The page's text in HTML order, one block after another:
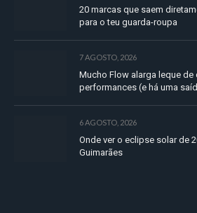
20 marcas que saem
para o teu guarda-roupa
7 AGOSTO, 2026
Mucho Flow alarga leque
performances (e há uma
6 AGOSTO, 2026
Onde ver o eclipse solar de
Guimarães